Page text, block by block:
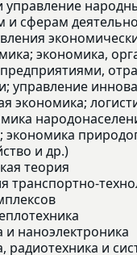
управление
и сферам
экономика,
управление
экономика;
экономика
и др.)
теория
транспортно-
и наноэлектроника
радиотехника и